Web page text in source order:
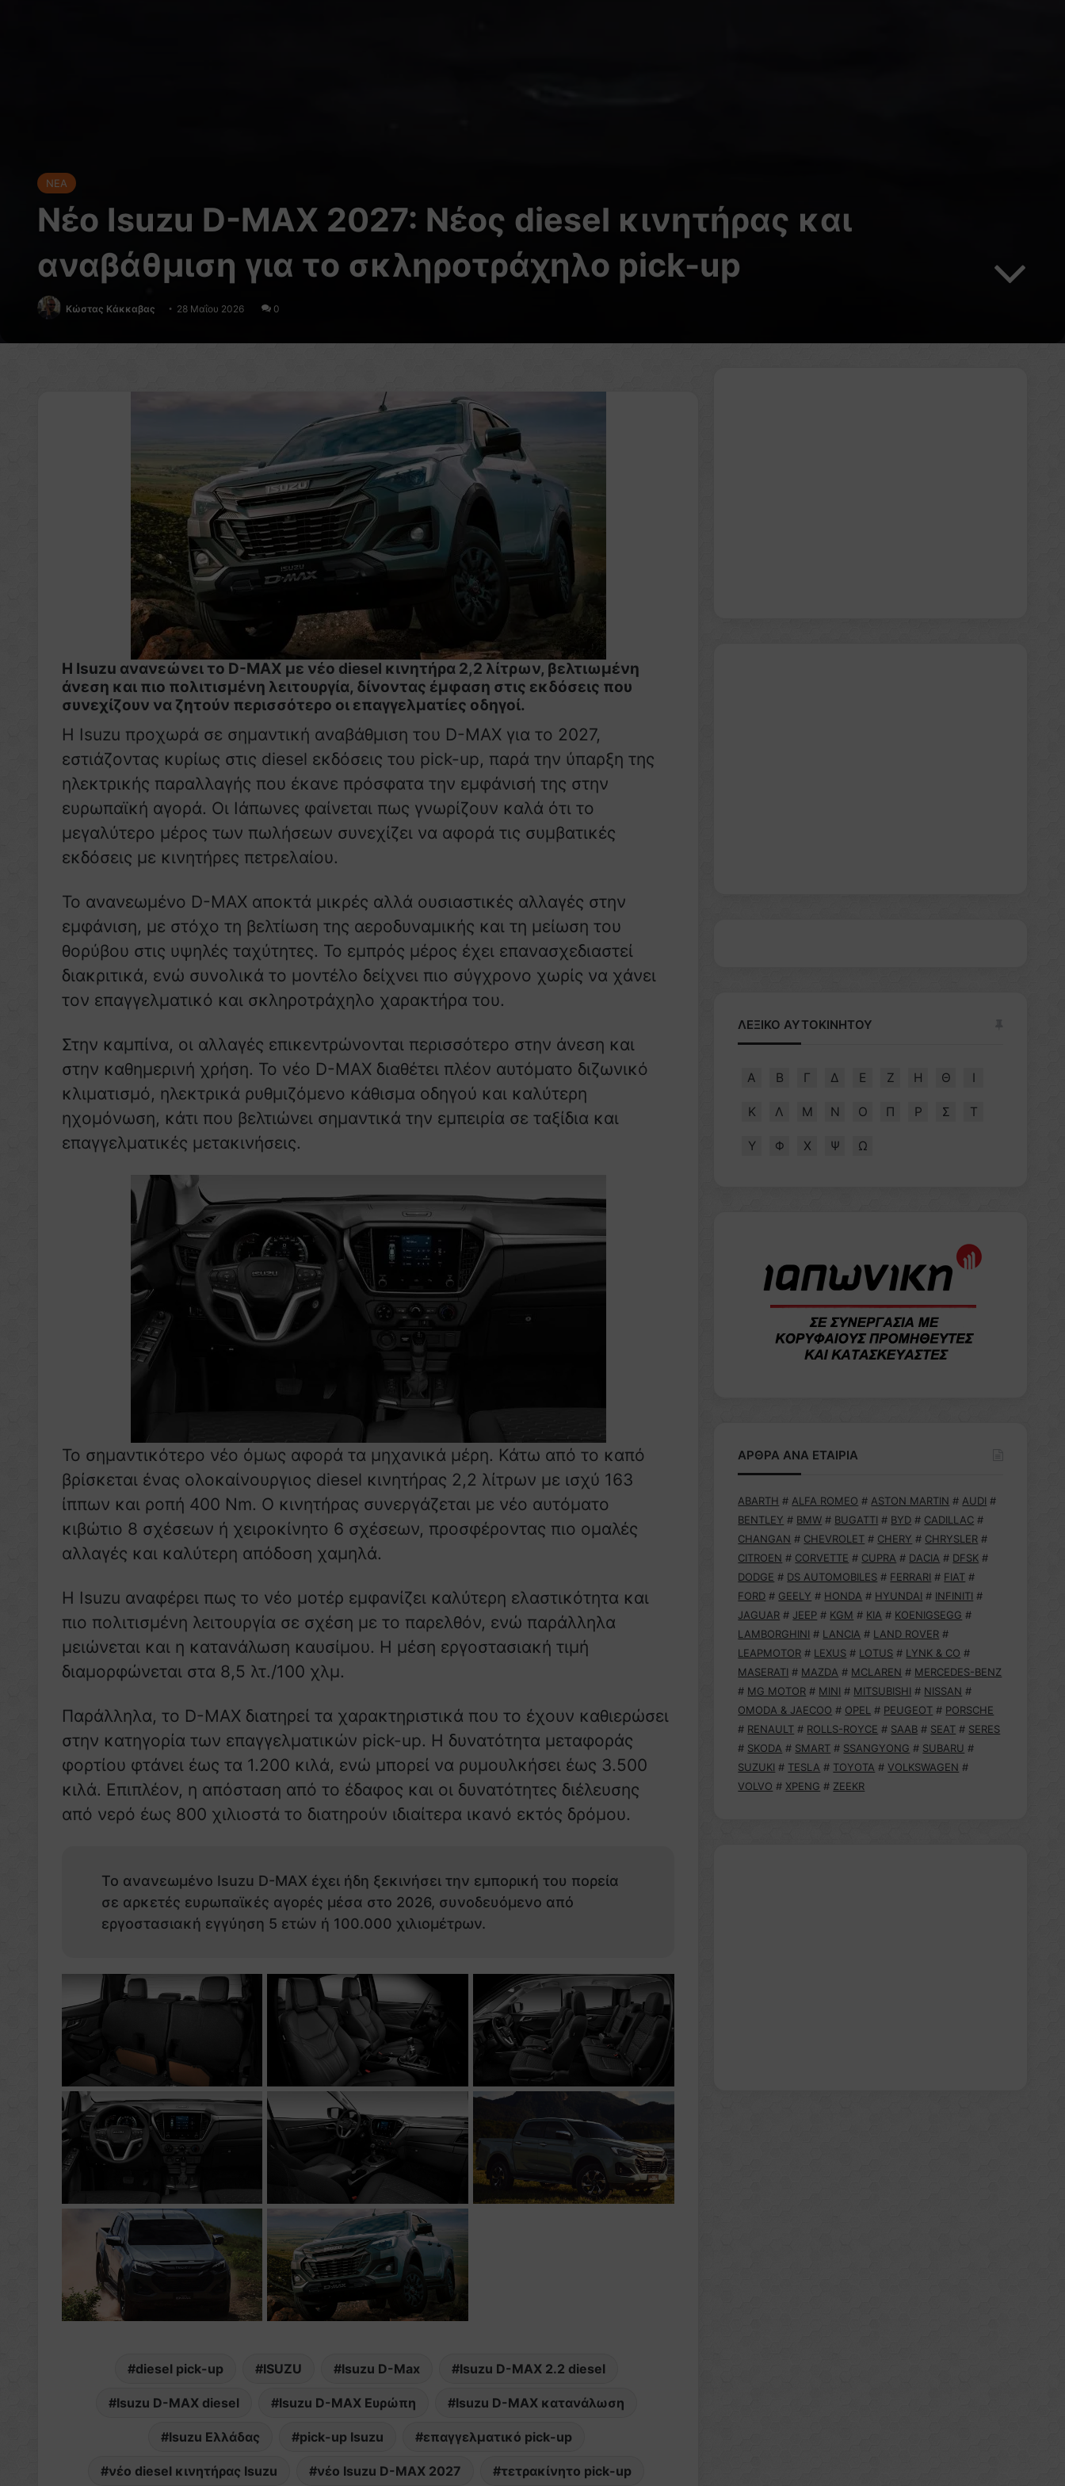
NEA
Νέο Isuzu D-MAX 2027: Νέος diesel κινητήρας και
αναβάθμιση για το σκληροτράχηλο pick-up
Κώστας Κάκκαβας 28 Μαΐου 2026 0
Η Isuzu ανανεώνει το D-MAX με νέο diesel κινητήρα 2,2 λίτρων, βελτιωμένη
άνεση και πιο πολιτισμένη λειτουργία, δίνοντας έμφαση στις εκδόσεις που
συνεχίζουν να ζητούν περισσότερο οι επαγγελματίες οδηγοί.
Η Isuzu προχωρά σε σημαντική αναβάθμιση του D-MAX για το 2027,
εστιάζοντας κυρίως στις diesel εκδόσεις του pick-up, παρά την ύπαρξη της
ηλεκτρικής παραλλαγής που έκανε πρόσφατα την εμφάνισή της στην
ευρωπαϊκή αγορά. Οι Ιάπωνες φαίνεται πως γνωρίζουν καλά ότι το
μεγαλύτερο μέρος των πωλήσεων συνεχίζει να αφορά τις συμβατικές
εκδόσεις με κινητήρες πετρελαίου.
Το ανανεωμένο D-MAX αποκτά μικρές αλλά ουσιαστικές αλλαγές στην
εμφάνιση, με στόχο τη βελτίωση της αεροδυναμικής και τη μείωση του
θορύβου στις υψηλές ταχύτητες. Το εμπρός μέρος έχει επανασχεδιαστεί
διακριτικά, ενώ συνολικά το μοντέλο δείχνει πιο σύγχρονο χωρίς να χάνει
τον επαγγελματικό και σκληροτράχηλο χαρακτήρα του.
Στην καμπίνα, οι αλλαγές επικεντρώνονται περισσότερο στην άνεση και
στην καθημερινή χρήση. Το νέο D-MAX διαθέτει πλέον αυτόματο διζωνικό
κλιματισμό, ηλεκτρικά ρυθμιζόμενο κάθισμα οδηγού και καλύτερη
ηχομόνωση, κάτι που βελτιώνει σημαντικά την εμπειρία σε ταξίδια και
επαγγελματικές μετακινήσεις.
Το σημαντικότερο νέο όμως αφορά τα μηχανικά μέρη. Κάτω από το καπό
βρίσκεται ένας ολοκαίνουργιος diesel κινητήρας 2,2 λίτρων με ισχύ 163
ίππων και ροπή 400 Nm. Ο κινητήρας συνεργάζεται με νέο αυτόματο
κιβώτιο 8 σχέσεων ή χειροκίνητο 6 σχέσεων, προσφέροντας πιο ομαλές
αλλαγές και καλύτερη απόδοση χαμηλά.
Η Isuzu αναφέρει πως το νέο μοτέρ εμφανίζει καλύτερη ελαστικότητα και
πιο πολιτισμένη λειτουργία σε σχέση με το παρελθόν, ενώ παράλληλα
μειώνεται και η κατανάλωση καυσίμου. Η μέση εργοστασιακή τιμή
διαμορφώνεται στα 8,5 λτ./100 χλμ.
Παράλληλα, το D-MAX διατηρεί τα χαρακτηριστικά που το έχουν καθιερώσει
στην κατηγορία των επαγγελματικών pick-up. Η δυνατότητα μεταφοράς
φορτίου φτάνει έως τα 1.200 κιλά, ενώ μπορεί να ρυμουλκήσει έως 3.500
κιλά. Επιπλέον, η απόσταση από το έδαφος και οι δυνατότητες διέλευσης
από νερό έως 800 χιλιοστά το διατηρούν ιδιαίτερα ικανό εκτός δρόμου.
Το ανανεωμένο Isuzu D-MAX έχει ήδη ξεκινήσει την εμπορική του πορεία
σε αρκετές ευρωπαϊκές αγορές μέσα στο 2026, συνοδευόμενο από
εργοστασιακή εγγύηση 5 ετών ή 100.000 χιλιομέτρων.
diesel pick-up ISUZU Isuzu D-Max Isuzu D-MAX 2.2 diesel
Isuzu D-MAX diesel Isuzu D-MAX Ευρώπη Isuzu D-MAX κατανάλωση
Isuzu Ελλάδας pick-up Isuzu επαγγελματικό pick-up
νέο diesel κινητήρας Isuzu νέο Isuzu D-MAX 2027 τετρακίνητο pick-up
ΛΕΞΙΚΟ ΑΥΤΟΚΙΝΗΤΟΥ
Α Β Γ Δ Ε Ζ Η Θ Ι
Κ Λ Μ Ν Ο Π Ρ Σ Τ
Υ Φ Χ Ψ Ω
ΑΡΘΡΑ ΑΝΑ ΕΤΑΙΡΙΑ
ABARTH # ALFA ROMEO # ASTON MARTIN # AUDI #
BENTLEY # BMW # BUGATTI # BYD # CADILLAC #
CHANGAN # CHEVROLET # CHERY # CHRYSLER #
CITROEN # CORVETTE # CUPRA # DACIA # DFSK #
DODGE # DS AUTOMOBILES # FERRARI # FIAT #
FORD # GEELY # HONDA # HYUNDAI # INFINITI #
JAGUAR # JEEP # KGM # KIA # KOENIGSEGG #
LAMBORGHINI # LANCIA # LAND ROVER #
LEAPMOTOR # LEXUS # LOTUS # LYNK & CO #
MASERATI # MAZDA # MCLAREN # MERCEDES-BENZ
# MG MOTOR # MINI # MITSUBISHI # NISSAN #
OMODA & JAECOO # OPEL # PEUGEOT # PORSCHE
# RENAULT # ROLLS-ROYCE # SAAB # SEAT # SERES
# SKODA # SMART # SSANGYONG # SUBARU #
SUZUKI # TESLA # TOYOTA # VOLKSWAGEN #
VOLVO # XPENG # ZEEKR